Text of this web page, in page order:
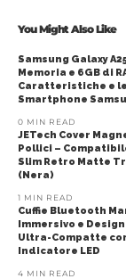
You Might Also Like
Samsung Galaxy
Memoria e 6GB di
Caratteristiche e
Smartphone
0 MIN READ
JETech Cover
Pollici –
Slim Retro Matte
(Nera)
1 MIN READ
Cuffie Bluetooth
Immersivo e
Ultra-Compatte
Indicatore LED
4 MIN READ